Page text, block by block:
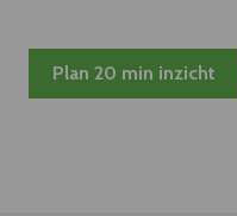
Plan 20 min inzicht